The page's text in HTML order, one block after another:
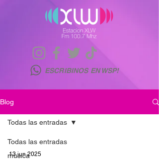
ESCRIBINOS EN WSP!
Blog
Todas las entradas
musica
Todas las entradas
13 jun 2025